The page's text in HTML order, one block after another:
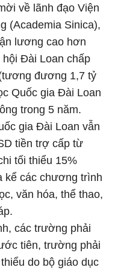
về lãnh đạo Viện
(Academia Sinica),
lương cao hơn
hội Đài Loan chấp
đương 1,7 tỷ
Quốc gia Đài Loan
trong 5 năm.
gia Đài Loan vẫn
tiền trợ cấp từ
tối thiểu 15%
kể các chương trình
văn hóa, thể thao,
các trường phải
tiên, trường phải
do bộ giáo dục